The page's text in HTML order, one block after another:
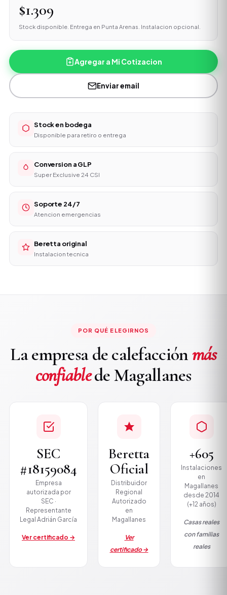
$1.309
Stock disponible. Entrega en Punta Arenas. Instalacion opcional.
Agregar a Mi Cotizacion
Enviar email
Stock en bodega
Disponible para retiro o entrega
Conversion a GLP
Super Exclusive 24 CSI
Soporte 24/7
Atencion emergencias
Beretta original
Instalacion tecnica
POR QUÉ ELEGIRNOS
La empresa de calefacciónmás
confiablede Magallanes
SEC
#18159084
Empresa
autorizada por
SEC ·
Representante
Legal Adrián García
Ver certificado →
Beretta
Oficial
Distribuidor
Regional
Autorizado
en
Magallanes
Ver
certificado →
+605
Instalaciones
en
Magallanes
desde 2014
(+12 años)
Casas reales
con familias
reales